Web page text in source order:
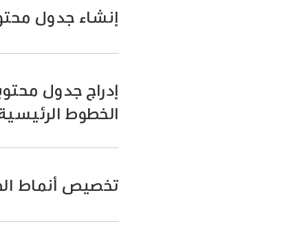
إنشاء جدول
إدراج جدول
الخطوط
تخصيص أنماط